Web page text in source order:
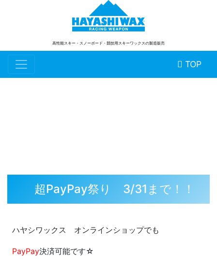
高性能スキー・スノーボード ・競技用スキーワックスの製造販売
TOP
超PayPay祭り 3/31まで！！
ハヤシワックス オンラインショップでも
PayPay決済可能です☆